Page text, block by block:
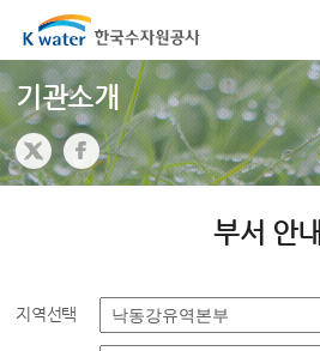
기관소개
부서 안내
지역선택